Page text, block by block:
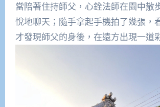
當陪著住持師父，心銓法師在園中散
悅地聊天；隨手拿起手機拍了幾張，
才發現師父的身後，在遠方出現一道